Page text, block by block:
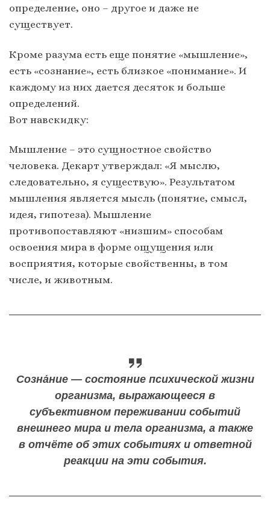
определение, оно – другое и даже не
существует.
Кроме разума есть еще понятие «мышление»,
есть «сознание», есть близкое «понимание». И
каждому из них дается десяток и больше
определений.
Вот навскидку:
Мышление – это сущностное свойство
человека. Декарт утверждал: «Я мыслю,
следовательно, я существую». Результатом
мышления является мысль (понятие, смысл,
идея, гипотеза). Мышление
противопоставляют «низшим» способам
освоения мира в форме ощущения или
восприятия, которые свойственны, в том
числе, и животным.
Созна́ние — состояние психической жизни
организма, выражающееся в
субъективном переживании событий
внешнего мира и тела организма, а также
в отчёте об этих событиях и ответной
реакции на эти события.